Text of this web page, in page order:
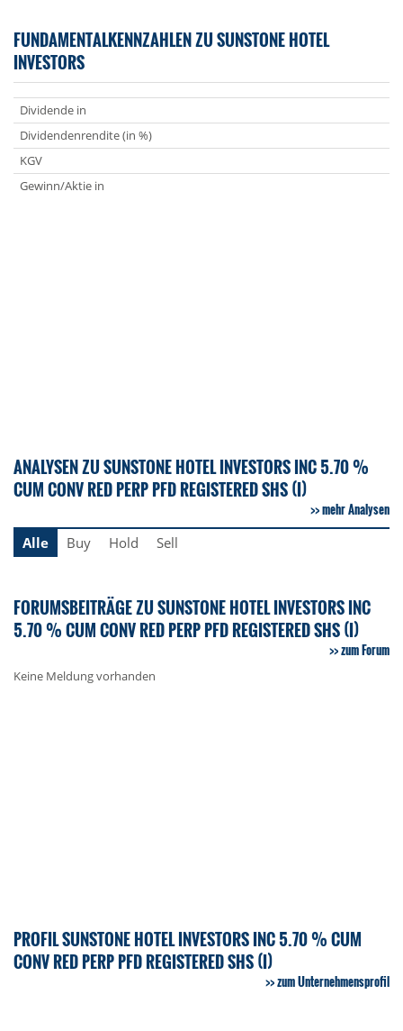
FUNDAMENTALKENNZAHLEN ZU SUNSTONE HOTEL
INVESTORS
Dividende in
Dividendenrendite (in %)
KGV
Gewinn/Aktie in
ANALYSEN ZU SUNSTONE HOTEL INVESTORS INC 5.70 %
CUM CONV RED PERP PFD REGISTERED SHS (I)
mehr Analysen
Alle
Buy Hold Sell
FORUMSBEITRÄGE ZU SUNSTONE HOTEL INVESTORS INC
5.70 % CUM CONV RED PERP PFD REGISTERED SHS (I)
zum Forum
Keine Meldung vorhanden
PROFIL SUNSTONE HOTEL INVESTORS INC 5.70 % CUM
CONV RED PERP PFD REGISTERED SHS (I)
zum Unternehmensprofil